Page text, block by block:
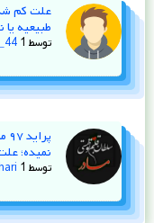
طبیعیه یا
توسط 1 سال پیش
نمیده؛
توسط 1 سال پیش